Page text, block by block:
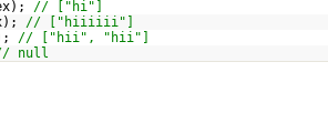
// ["hi"]
// ["hiiiiii"]
// ["hii", "hii"]
null